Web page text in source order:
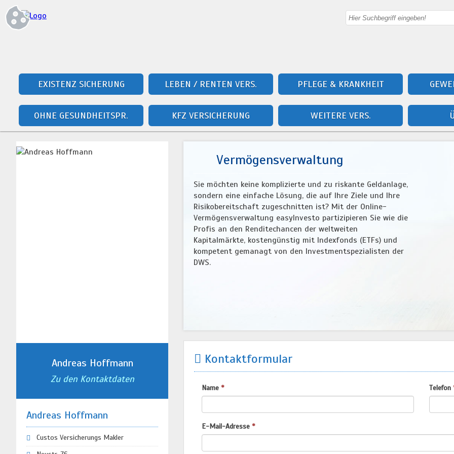
EXISTENZ SICHERUNG LEBEN / RENTEN VERS. PFLEGE & KRANKHEIT
OHNE GESUNDHEITSPR. KFZ VERSICHERUNG WEITERE VERS.
Andreas Hoffmann
Zu den Kontaktdaten
Andreas Hoffmann
Custos Versicherungs Makler
Vermögensverwaltung
Sie möchten keine komplizierte und zu riskante Geldanlage,
sondern eine einfache Lösung, die auf Ihre Ziele und Ihre
Risikobereitschaft zugeschnitten ist? Mit der Online-
Vermögensverwaltung easyInvesto partizipieren Sie wie die
Profis an den Renditechancen der weltweiten
Kapitalmärkte, kostengünstig mit Indexfonds (ETFs) und
kompetent gemanagt von den Investmentspezialisten der
DWS.
Kontaktformular
Name * Telefon
E-Mail-Adresse *